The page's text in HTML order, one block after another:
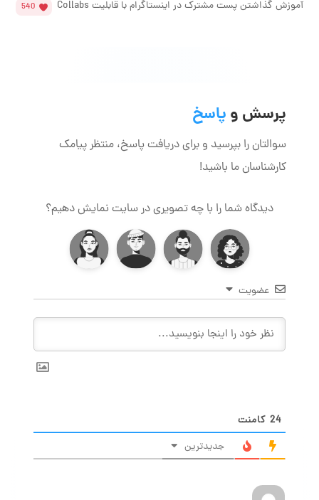
آموزش گذاشتن پست مشترک در اینستاگرام با قابلیت Collabs 540
پرسش و پاسخ
سوالتان را بپرسید و برای دریافت پاسخ، منتظر پیامک
کارشناسان ما باشید!
دیدگاه شما را با چه تصویری در سایت نمایش دهیم؟
عضویت
24 کامنت
جدیدترین